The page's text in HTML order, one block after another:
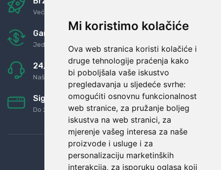
Mi koristimo kolačiće
Ova web stranica koristi kolačiće i
druge tehnologije praćenja kako
bi poboljšala vaše iskustvo
pregledavanja u sljedeće svrhe:
omogućiti osnovnu funkcionalnost
web stranice, za pružanje boljeg
iskustva na web stranici, za
mjerenje vašeg interesa za naše
proizvode i usluge i za
personalizaciju marketinških
interakcija, za isporuku oglasa koji
Već za nekoliko dana kod vas
Garancija u povrat novaca
Jednostavno pravilo: Roba za novac
24/7 odlična podrška
Naši agenti uvijek na raspolaganju
Sigurno obročno plaćanje
Do 24 rata bez kamata